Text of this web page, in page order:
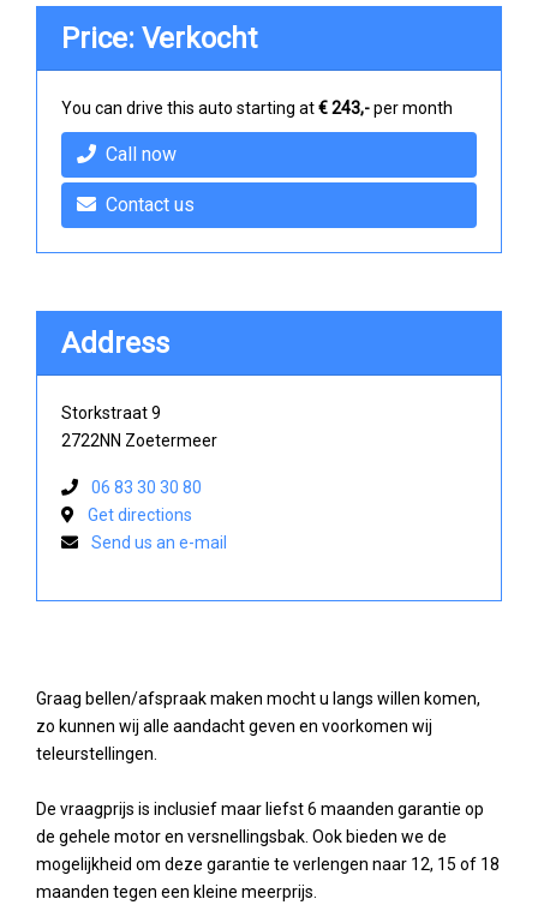
Graag bellen/afspraak maken mocht u langs willen komen,
zo kunnen wij alle aandacht geven en voorkomen wij
teleurstellingen.
De vraagprijs is inclusief maar liefst 6 maanden garantie op
de gehele motor en versnellingsbak. Ook bieden we de
mogelijkheid om deze garantie te verlengen naar 12, 15 of 18
maanden tegen een kleine meerprijs.
Price: Verkocht
You can drive this auto starting at€ 243,-per month
Call now
Contact us
Address
Storkstraat 9
2722NN Zoetermeer
06 83 30 30 80
Get directions
Send us an e-mail